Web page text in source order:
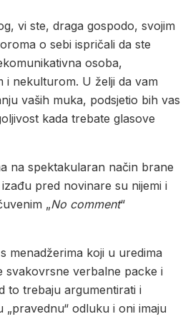
vi ste, draga gospodo, svojim
o sebi ispričali da ste
osoba,
i nekulturom. U želji da vam
vaših muka, podsjetio bih vas
kada trebate glasove
na spektakularan način brane
pred novinare su nijemi i
„No comment“
menadžerima koji u uredima
svakovrsne verbalne packe i
to trebaju argumentirati i
„pravednu“ odluku i oni imaju